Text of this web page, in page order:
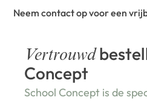
Neem contact op voor een
Vertrouwd
Concept
School Concept is de